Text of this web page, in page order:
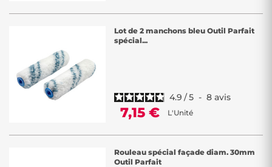
Lot de 2 manchons bleu Outil Parfait
spécial...
4.9 /5 - 8 avis
7,15 € L'Unité
Rouleau spécial façade diam. 30mm
Outil Parfait